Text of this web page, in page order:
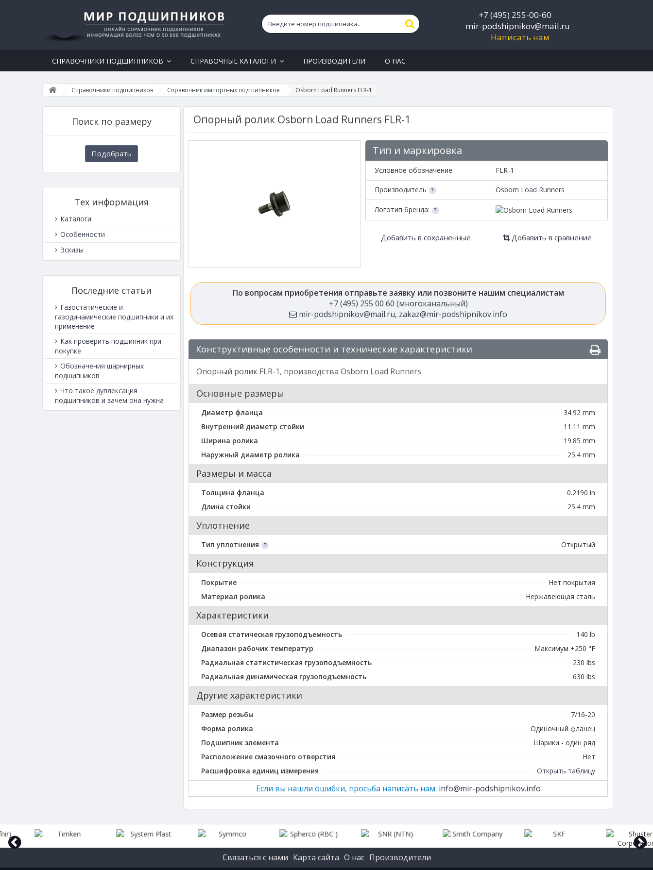
+7 (495) 255-00-60
mir-podshipnikov@mail.ru
Написать нам
СПРАВОЧНИКИ ПОДШИПНИКОВ СПРАВОЧНЫЕ КАТАЛОГИ ПРОИЗВОДИТЕЛИ О НАС
Справочники подшипников Справочник импортных подшипников Osborn Load Runners FLR-1
Поиск по размеру
Подобрать
Тех информация
Каталоги
Особенности
Эскизы
Последние статьи
Газостатические и
газодинамические подшипники и их
применение
Как проверить подшипник при
покупке
Обозначения шарнирных
подшипников
Что такое дуплексация
подшипников и зачем она нужна
Опорный ролик Osborn Load Runners FLR-1
Тип и маркировка
Условное обозначение FLR-1
Производитель Osborn Load Runners
Логотип бренда:
Добавить в сохраненные Добавить в сравнение
По вопросам приобретения отправьте заявку или позвоните нашим специалистам
+7 (495) 255 00 60 (многоканальный)
mir-podshipnikov@mail.ru, zakaz@mir-podshipnikov.info
Конструктивные особенности и технические характеристики
Опорный ролик FLR-1, производства Osborn Load Runners
Основные размеры
Диаметр фланца
34.92 mm
Внутренний диаметр стойки
11.11 mm
Ширина ролика
19.85 mm
Наружный диаметр ролика
25.4 mm
Размеры и масса
Толщина фланца
0.2190 in
Длина стойки
25.4 mm
Уплотнение
Тип уплотнения Открытый
Конструкция
Покрытие
Нет покрытия
Материал ролика
Нержавеющая сталь
Характеристики
Осевая статическая грузоподъемность
140 lb
Диапазон рабочих температур
Максимум +250 °F
Радиальная статистическая грузоподъемность
230 lbs
Радиальная динамическая грузоподъемность
630 lbs
Другие характеристики
Размер резьбы
7/16-20
Форма ролика
Одиночный фланец
Подшипник элемента
Шарики - один ряд
Расположение смазочного отверстия
Нет
Расшифровка единиц измерения
Открыть таблицу
Если вы нашли ошибки, просьба написать нам. info@mir-podshipnikov.info
Связаться с нами Карта сайта О нас Производители